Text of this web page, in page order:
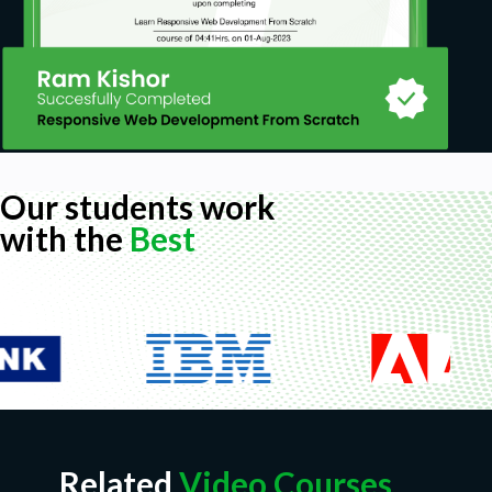
Our students work
with theBest
Related Video Courses